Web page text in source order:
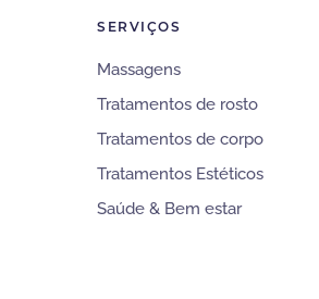
SERVIÇOS
Massagens
Tratamentos de rosto
Tratamentos de corpo
Tratamentos Estéticos
Saúde & Bem estar